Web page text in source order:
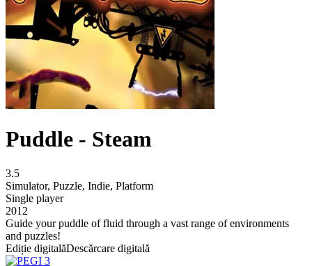
Puddle - Steam
3.5
Simulator, Puzzle, Indie, Platform
Single player
2012
Guide your puddle of fluid through a vast range of environments
and puzzles!
Ediție digitalăDescărcare digitală